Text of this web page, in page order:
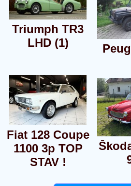
Triumph TR3
LHD (1)
Fiat 128 Coupe
1100 3p TOP
STAV !